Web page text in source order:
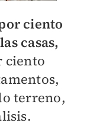
ciento
casas,
ciento
terreno,